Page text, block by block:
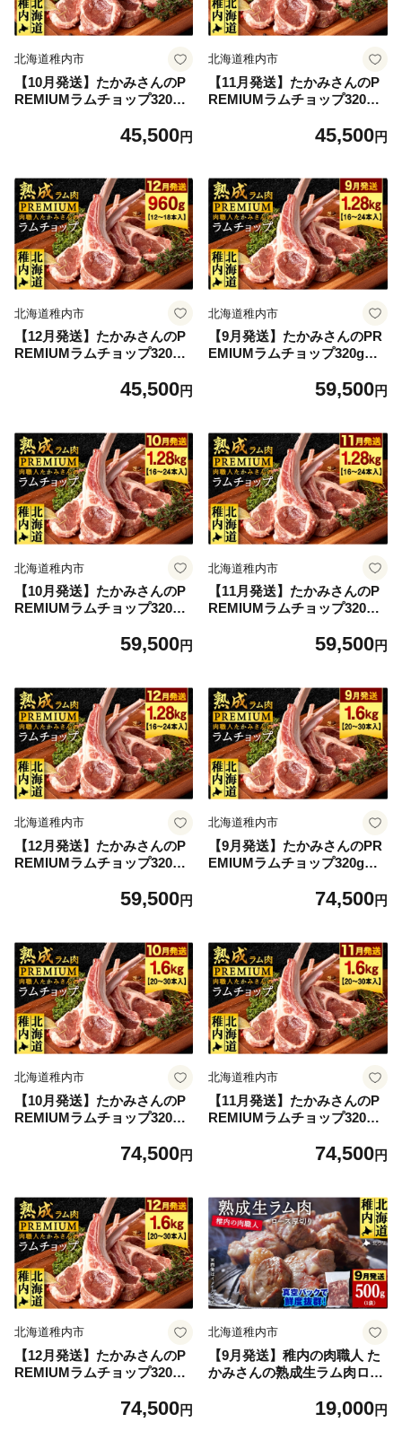
北海道稚内市
【10月発送】たかみさんのP
REMIUMラムチョップ320g
45,500円
北海道稚内市
【11月発送】たかみさんのP
REMIUMラムチョップ320g
45,500円
北海道稚内市
【12月発送】たかみさんのP
REMIUMラムチョップ320g
45,500円
北海道稚内市
【9月発送】たかみさんのPR
EMIUMラムチョップ320g（4
59,500円
北海道稚内市
【10月発送】たかみさんのP
REMIUMラムチョップ320g
59,500円
北海道稚内市
【11月発送】たかみさんのP
REMIUMラムチョップ320g
59,500円
北海道稚内市
【12月発送】たかみさんのP
REMIUMラムチョップ320g
59,500円
北海道稚内市
【9月発送】たかみさんのPR
EMIUMラムチョップ320g（4
74,500円
北海道稚内市
【10月発送】たかみさんのP
REMIUMラムチョップ320g
74,500円
北海道稚内市
【11月発送】たかみさんのP
REMIUMラムチョップ320g
74,500円
北海道稚内市
【12月発送】たかみさんのP
REMIUMラムチョップ320g
74,500円
北海道稚内市
【9月発送】稚内の肉職人 た
かみさんの熟成生ラム肉ロー
19,000円